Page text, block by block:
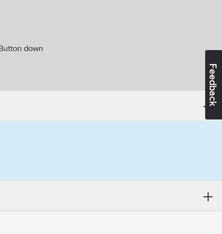
Feedback
down